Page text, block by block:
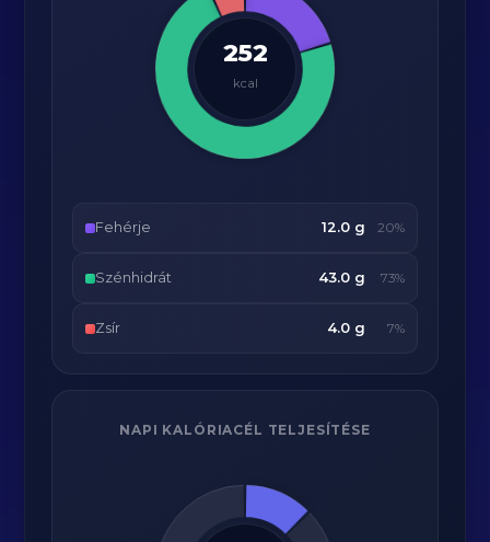
252
kcal
Fehérje 12.0 g 20%
Szénhidrát 43.0 g 73%
Zsír 4.0 g 7%
NAPI KALÓRIACÉL TELJESÍTÉSE